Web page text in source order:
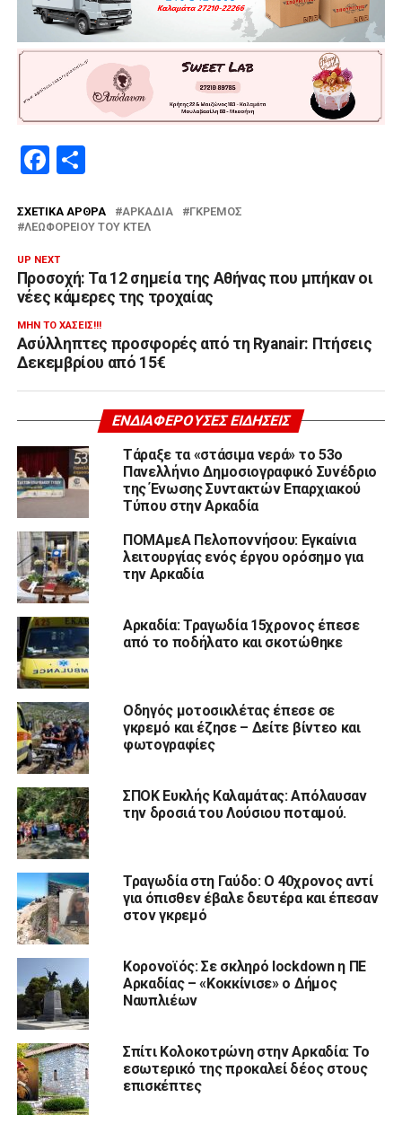
Facebook
ΣΧΕΤΙΚΆ ΆΡΘΡΑ ΑΡΚΑΔΊΑ
ΓΚΡΕΜΌΣ
ΛΕΩΦΟΡΕΊΟΥ ΤΟΥ ΚΤΕΛ
UP NEXT
Προσοχή: Τα 12 σημεία της Αθήνας που μπήκαν οι
νέες κάμερες της τροχαίας
ΜΗΝ ΤΟ ΧΆΣΕΙΣ!!!
Ασύλληπτες προσφορές από τη Ryanair: Πτήσεις
Δεκεμβρίου από 15€
ΕΝΔΙΑΦΈΡΟΥΣΕΣ ΕΙΔΉΣΕΙΣ
Τάραξε τα «στάσιμα νερά» το 53ο
Πανελλήνιο Δημοσιογραφικό Συνέδριο
της Ένωσης Συντακτών Επαρχιακού
Τύπου στην Αρκαδία
ΠΟΜΑμεΑ Πελοποννήσου: Εγκαίνια
λειτουργίας ενός έργου ορόσημο για
την Αρκαδία
Αρκαδία: Τραγωδία 15χρονος έπεσε
από το ποδήλατο και σκοτώθηκε
Οδηγός μοτοσικλέτας έπεσε σε
γκρεμό και έζησε – Δείτε βίντεο και
φωτογραφίες
ΣΠΟΚ Ευκλής Καλαμάτας: Απόλαυσαν
την δροσιά του Λούσιου ποταμού.
Τραγωδία στη Γαύδο: Ο 40χρονος αντί
για όπισθεν έβαλε δευτέρα και έπεσαν
στον γκρεμό
Κορονοϊός: Σε σκληρό lockdown η ΠΕ
Αρκαδίας – «Κοκκίνισε» ο Δήμος
Ναυπλιέων
Σπίτι Κολοκοτρώνη στην Αρκαδία: Το
εσωτερικό της προκαλεί δέος στους
επισκέπτες